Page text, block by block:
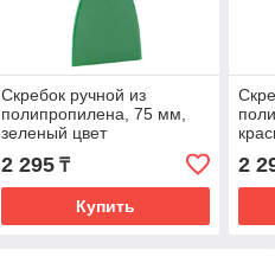
Скребок ручной из
полипропилена, 75 мм,
зеленый цвет
2 295₸
Купить
2